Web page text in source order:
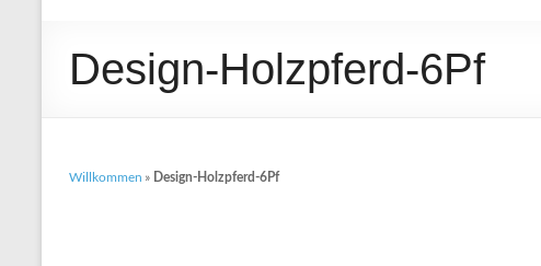
und
Design-Holzpferd-6Pf
Willkommen » Design-Holzpferd-6Pf